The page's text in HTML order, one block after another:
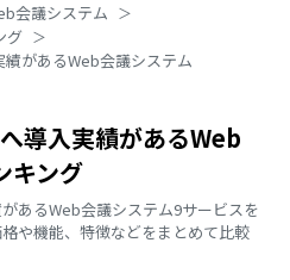
会議システム
グ
があるWeb会議システム
導入実績があるWeb
キング
あるWeb会議システム9サービスを
や機能、特徴などをまとめて比較